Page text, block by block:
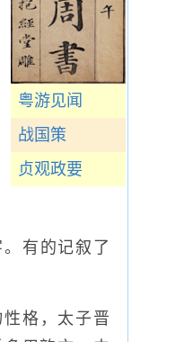
粤游见闻
战国策
贞观政要
有的记叙了
格，太子晋